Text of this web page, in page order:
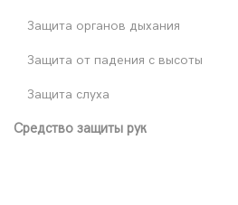
Защита органов дыхания
Защита от падения с высоты
Защита слуха
Средство защиты рук